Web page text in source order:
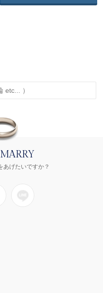
あげたいですか？